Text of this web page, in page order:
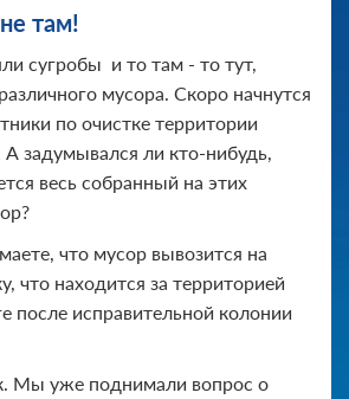
там!
сугробы и то там - то тут,
мусора. Скоро начнутся
по очистке территории
А задумывался ли кто-нибудь,
весь собранный на этих
что мусор вывозится на
что находится за территорией
после исправительной колонии
Мы уже поднимали вопрос о